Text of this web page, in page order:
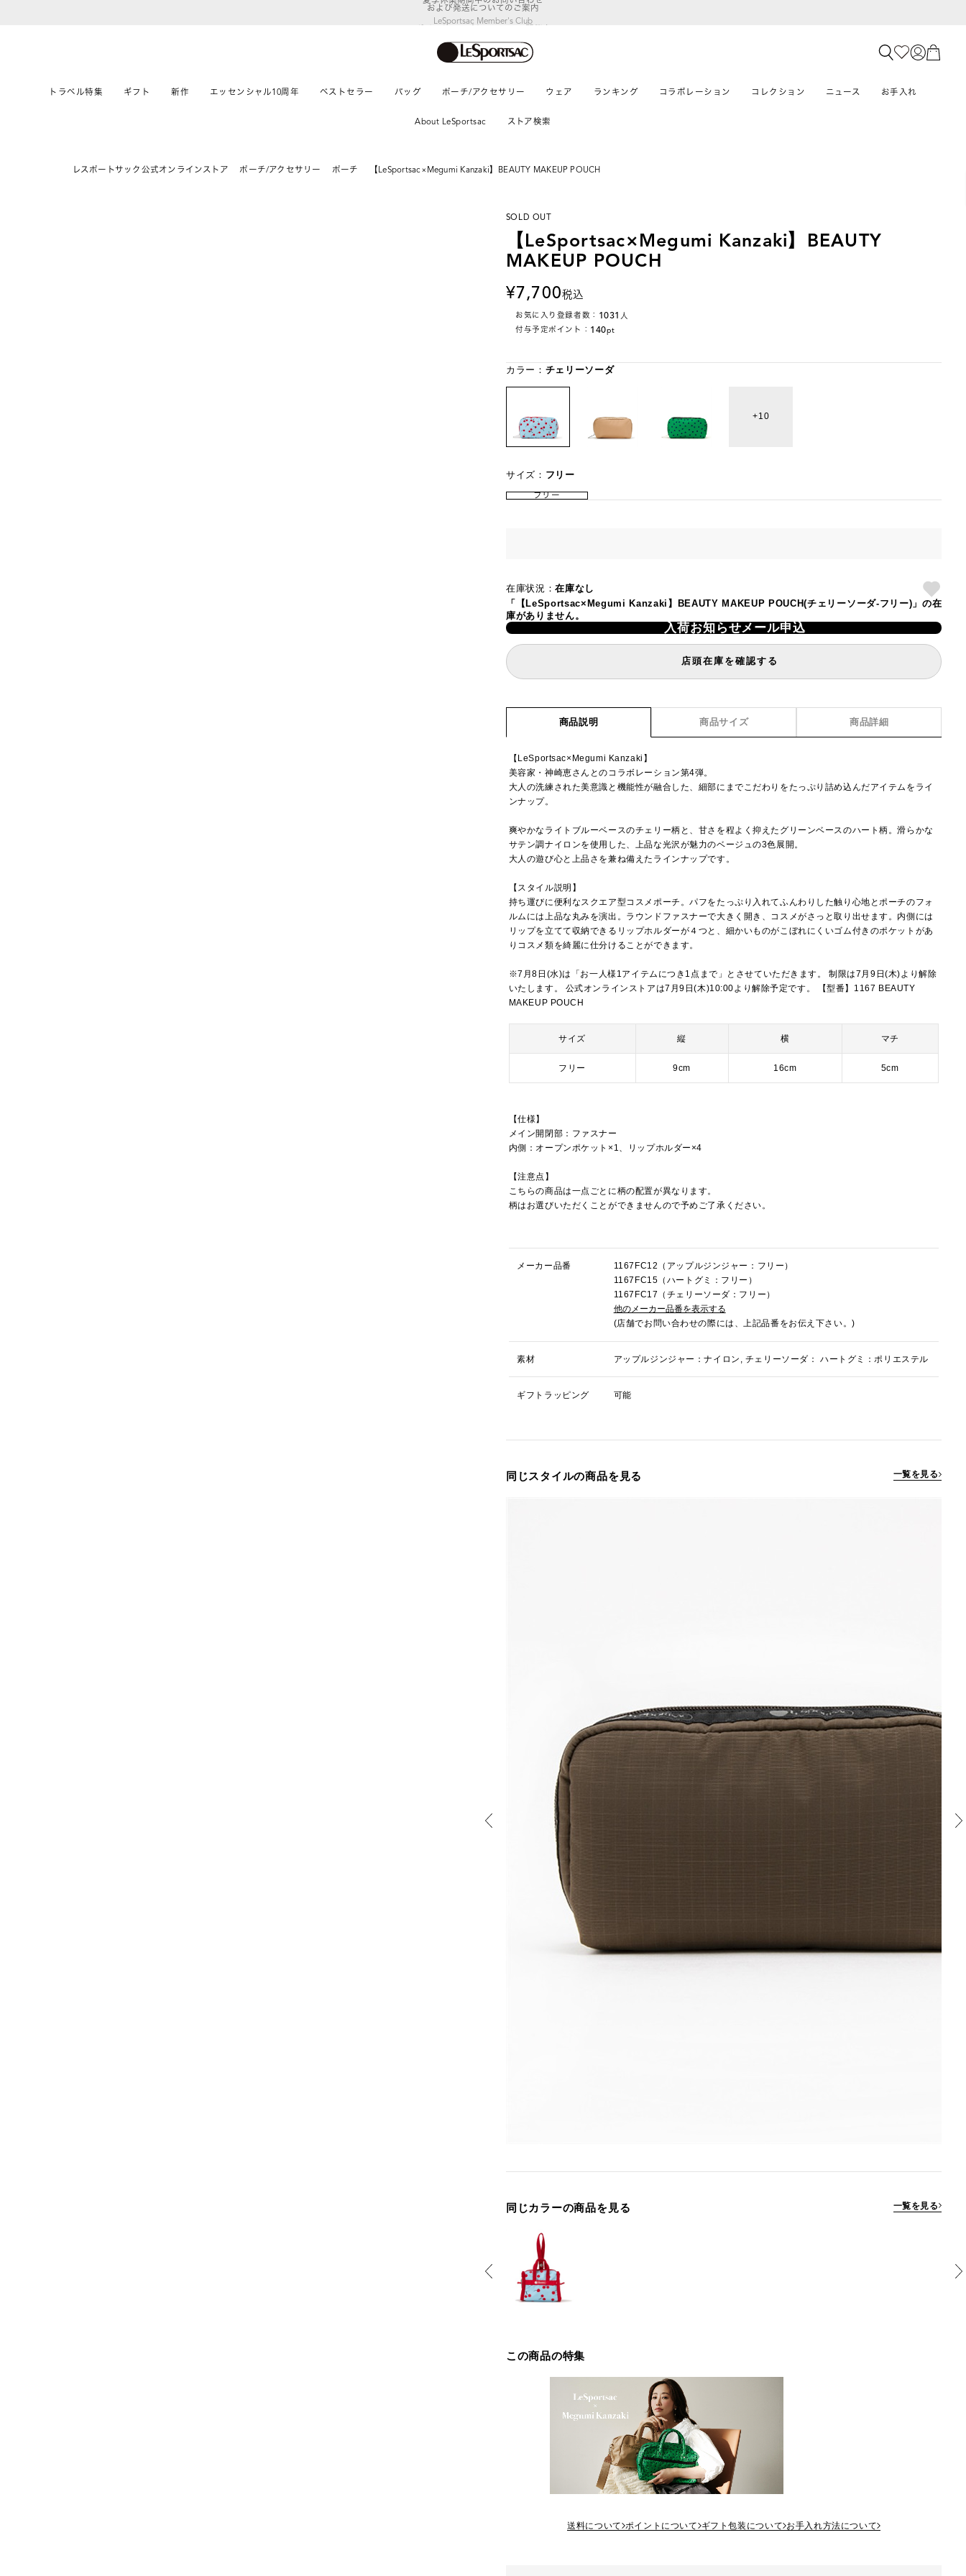
LeSportsac Member's Club
ポイントアップキャンペーン開催中
トラベル特集 ギフト 新作 エッセンシャル10周年 ベストセラー バッグ ポーチ/アクセサリー ウェア ランキング コラボレーション コレクション ニュース お手入れ
About LeSportsac ストア検索
レスポートサック公式オンラインストア ポーチ/アクセサリー ポーチ 【LeSportsac×Megumi Kanzaki】BEAUTY MAKEUP POUCH
SOLD OUT
【LeSportsac×Megumi Kanzaki】BEAUTY
MAKEUP POUCH
7,700税込
お気に入り登録者数： 1031 人
付与予定ポイント： 140pt
カラー： チェリーソーダ
10
サイズ： フリー
フリー
在庫状況：在庫なし
「【LeSportsac×Megumi Kanzaki】BEAUTY MAKEUP POUCH(チェリーソーダ-フリー)」の在
庫がありません。
入荷お知らせメール申込
店頭在庫を確認する
商品説明 商品サイズ 商品詳細
【LeSportsac×Megumi Kanzaki】
美容家・神崎恵さんとのコラボレーション第4弾。
大人の洗練された美意識と機能性が融合した、細部にまでこだわりをたっぷり詰め込んだアイテムをライ
ンナップ。
爽やかなライトブルーベースのチェリー柄と、甘さを程よく抑えたグリーンベースのハート柄。滑らかな
サテン調ナイロンを使用した、上品な光沢が魅力のベージュの3色展開。
大人の遊び心と上品さを兼ね備えたラインナップです。
【スタイル説明】
持ち運びに便利なスクエア型コスメポーチ。パフをたっぷり入れてふんわりした触り心地とポーチのフォ
ルムには上品な丸みを演出。ラウンドファスナーで大きく開き、コスメがさっと取り出せます。内側には
リップを立てて収納できるリップホルダーが４つと、細かいものがこぼれにくいゴム付きのポケットがあ
りコスメ類を綺麗に仕分けることができます。
※7月8日(水)は「お一人様1アイテムにつき1点まで」とさせていただきます。 制限は7月9日(木)より解除
いたします。 公式オンラインストアは7月9日(木)10:00より解除予定です。 【型番】1167 BEAUTY
MAKEUP POUCH
サイズ 縦 横 マチ
フリー 9cm 16cm 5cm
【仕様】
メイン開閉部：ファスナー
内側：オープンポケット×1、リップホルダー×4
【注意点】
こちらの商品は一点ごとに柄の配置が異なります。
柄はお選びいただくことができませんので予めご了承ください。
メーカー品番
1167FC12（アップルジンジャー：フリー）
1167FC15（ハートグミ：フリー）
1167FC17（チェリーソーダ：フリー）
他のメーカー品番を表示する
(店舗でお問い合わせの際には、上記品番をお伝え下さい。)
素材 アップルジンジャー：ナイロン, チェリーソーダ： ハートグミ：ポリエステル
ギフトラッピング 可能
同じスタイルの商品を見る 一覧を見る
同じカラーの商品を見る 一覧を見る
この商品の特集
送料について ポイントについて ギフト包装について お手入れ方法について